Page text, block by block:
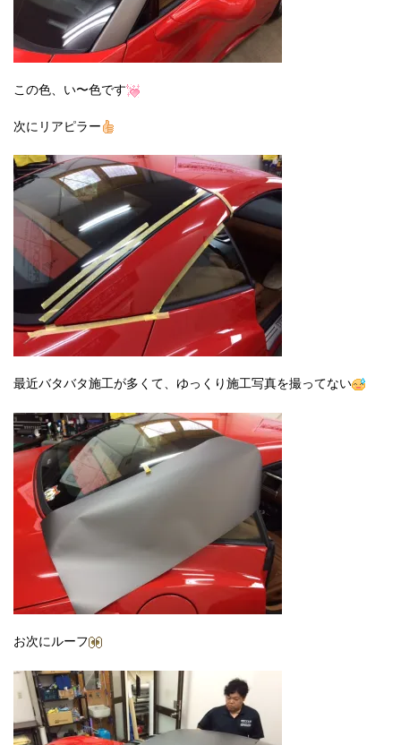
この色、い〜色です
次にリアピラー
最近バタバタ施工が多くて、ゆっくり施工写真を撮ってない
お次にルーフ